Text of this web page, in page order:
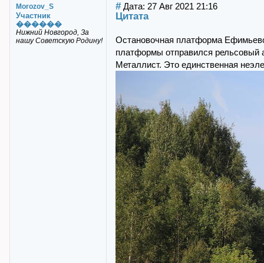
Morozov_S
Участник
������
Нижний Новгород, За
нашу Советскую Родину!
#Дата: 27 Авг 2021 21:16
Цитата
Остановочная платформа
платформы отправился
Металлист. Это единственная